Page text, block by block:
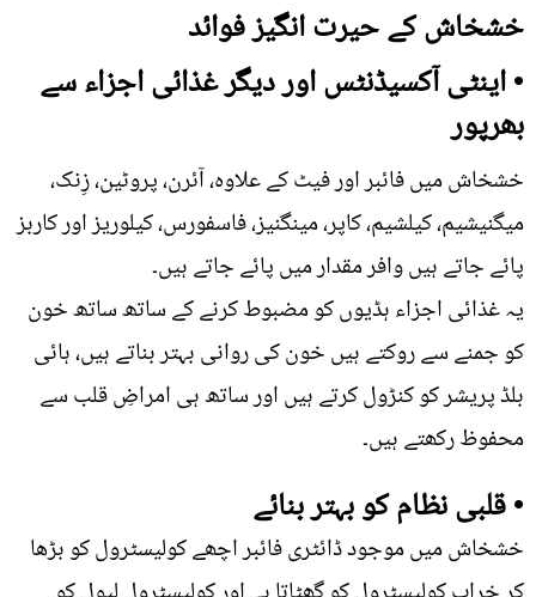
خشخاش کے حیرت انگیز فوائد
• اینٹی آکسیڈنٹس اور دیگر غذائی اجزاء سے
بھرپور
خشخاش میں فائبر اور فیٹ کے علاوہ، آئرن، پروٹین، زِنک،
میگنیشیم، کیلشیم، کاپر، مینگنیز، فاسفورس، کیلوریز اور کاربز
پائے جاتے ہیں وافر مقدار میں پائے جاتے ہیں۔
یہ غذائی اجزاء ہڈیوں کو مضبوط کرنے کے ساتھ ساتھ خون
کو جمنے سے روکتے ہیں خون کی روانی بہتر بناتے ہیں، ہائی
بلڈ پریشر کو کنڑول کرتے ہیں اور ساتھ ہی امراضِ قلب سے
محفوظ رکھتے ہیں۔
• قلبی نظام کو بہتر بنائے
خشخاش میں موجود ڈائٹری فائبر اچھے کولیسٹرول کو بڑھا